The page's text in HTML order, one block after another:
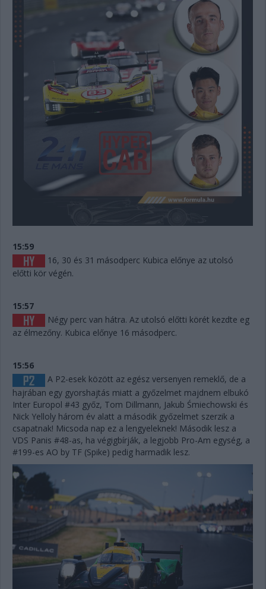
15:59
16, 30 és 31 másodperc Kubica előnye az utolsó
előtti kör végén.
15:57
Négy perc van hátra. Az utolsó előtti körét kezdte eg
az élmezőny. Kubica előnye 16 másodperc.
15:56
A P2-esek között az egész versenyen remeklő, de a
hajrában egy gyorshajtás miatt a győzelmet majdnem elbukó
Inter Europol #43 győz, Tom Dillmann, Jakub Śmiechowski és
Nick Yelloly három év alatt a második győzelmet szerzik a
csapatnak! Micsoda nap ez a lengyeleknek! Második lesz a
VDS Panis #48-as, ha végigbírják, a legjobb Pro-Am egység, a
#199-es AO by TF (Spike) pedig harmadik lesz.